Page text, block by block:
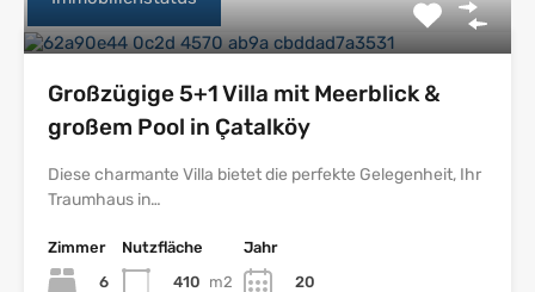
Großzügige 5+1 Villa mit Meerblick &
großem Pool in Çatalköy
Diese charmante Villa bietet die perfekte Gelegenheit, Ihr
Traumhaus in…
Zimmer
6
Nutzfläche
410 m2
Jahr
20